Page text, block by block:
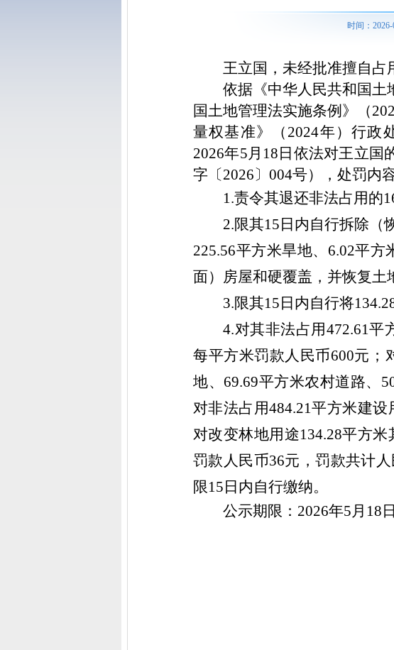
时间：
王立国， 未经批准擅自占
依据《中华人民共和国土
国土地管理法实施条例》（
量权基准》（2024年）行政
2026年5月 18日依法对王立国
字〔2026〕004号），处罚内
1.责令其退还非法占用的
2.限其15日内自行拆除（
225.56平方米旱地、6.02平
面）房屋和硬覆盖，并恢复土
3.限其15日内自行将
4.对其非法占用472.61平
每平方米罚款人民币600元 ；
地、69.69平方米农村道路、
对非法占用484.21平方米建设
对改变林地用途134.28平方米
罚款人民币36元，罚款共计
限15日内自行缴纳。
公示期限： 2026年5月18